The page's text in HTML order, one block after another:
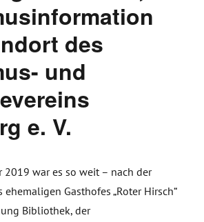
des
und
e. V.
2019 war es so weit – nach der
Gasthofes „Roter Hirsch“
Bibliothek, der